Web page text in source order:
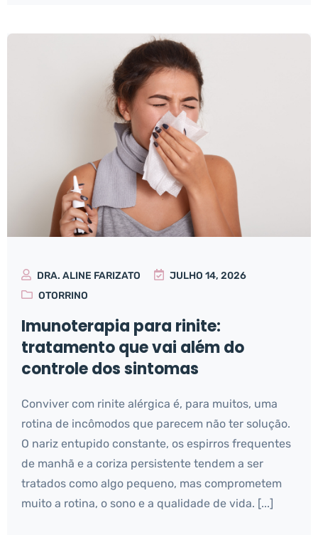
DRA. ALINE FARIZATO
JULHO 14, 2026
OTORRINO
Imunoterapia para rinite:
tratamento que vai além do
controle dos sintomas
Conviver com rinite alérgica é, para muitos, uma
rotina de incômodos que parecem não ter solução.
O nariz entupido constante, os espirros frequentes
de manhã e a coriza persistente tendem a ser
tratados como algo pequeno, mas comprometem
muito a rotina, o sono e a qualidade de vida. [...]